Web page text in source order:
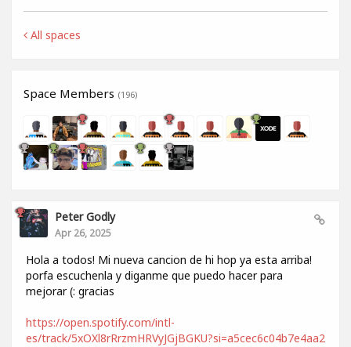
All spaces
Space Members (196)
Peter Godly
Apr 26, 2025
Hola a todos! Mi nueva cancion de hi hop ya esta arriba!
porfa escuchenla y diganme que puedo hacer para
mejorar (: gracias
https://open.spotify.com/intl-
es/track/5xOXl8rRrzmHRVyJGjBGKU?si=a5cec6c04b7e4aa2